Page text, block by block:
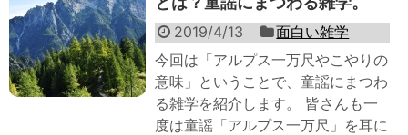
2019/4/13
面白い雑学
今回は「アルプス一万尺やこやりの
意味」ということで、童謡にまつわ
る雑学を紹介します。 皆さんも一
度は童謡「アルプス一万尺」を耳に